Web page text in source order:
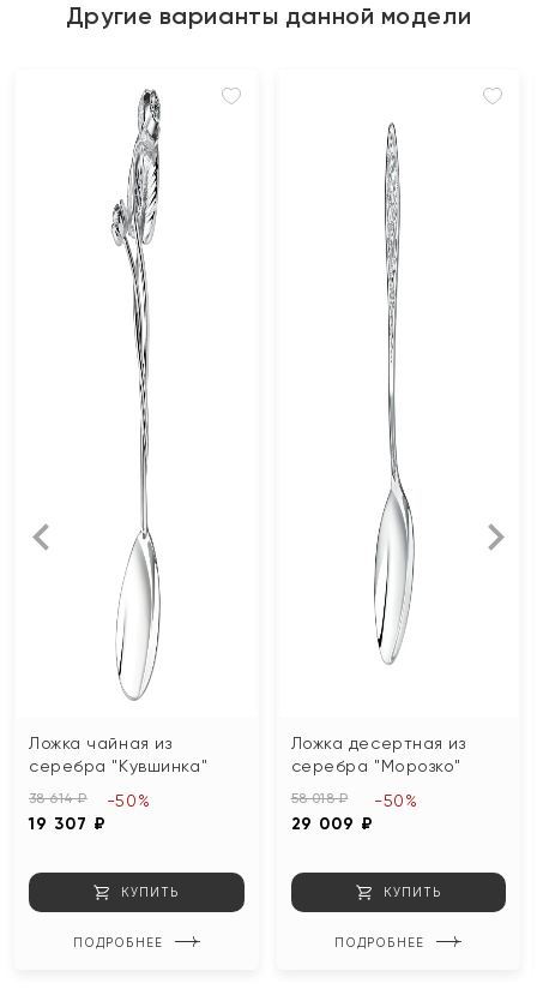
Другие варианты данной модели
Ложка чайная из
серебра "Кувшинка"
38 614 ₽
19 307 ₽
-50%
КУПИТЬ
ПОДРОБНЕЕ
Ложка десертная из
серебра "Морозко"
58 018 ₽
29 009 ₽
-50%
КУПИТЬ
ПОДРОБНЕЕ